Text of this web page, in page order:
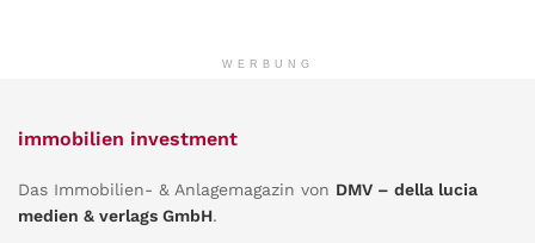
WERBUNG
immobilien investment
Das Immobilien- & Anlagemagazin von DMV – della lucia
medien & verlags GmbH.